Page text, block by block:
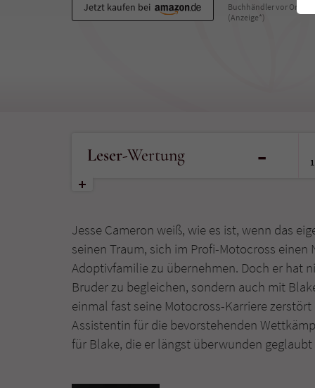
Jetzt kaufen bei
Buchhändler vor Ort
(Anzeige*)
Leser-Wertung -
1
Jesse Cameron weiß, wie es ist, wenn das
seinen Traum, sich im Profi-Motocross
Adoptivfamilie zu übernehmen. Doch er hat
Bruder zu begleichen, sondern auch mit
einmal fast seine Motocross-Karriere
Assistentin für die bevorstehenden
für Blake, die er längst überwunden